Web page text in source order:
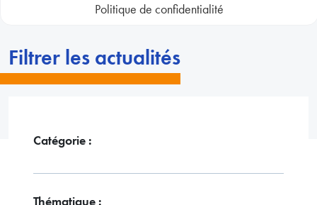
CDG 33L’actualité du CDG 33
Filtrer les actualités
Catégorie :
Thématique :
Politique de confidentialité